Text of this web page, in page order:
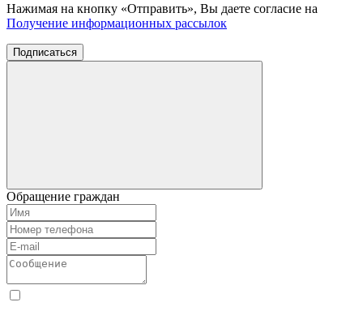
Нажимая на кнопку «Отправить», Вы даете согласие на
Получение информационных рассылок
Подписаться
Обращение граждан